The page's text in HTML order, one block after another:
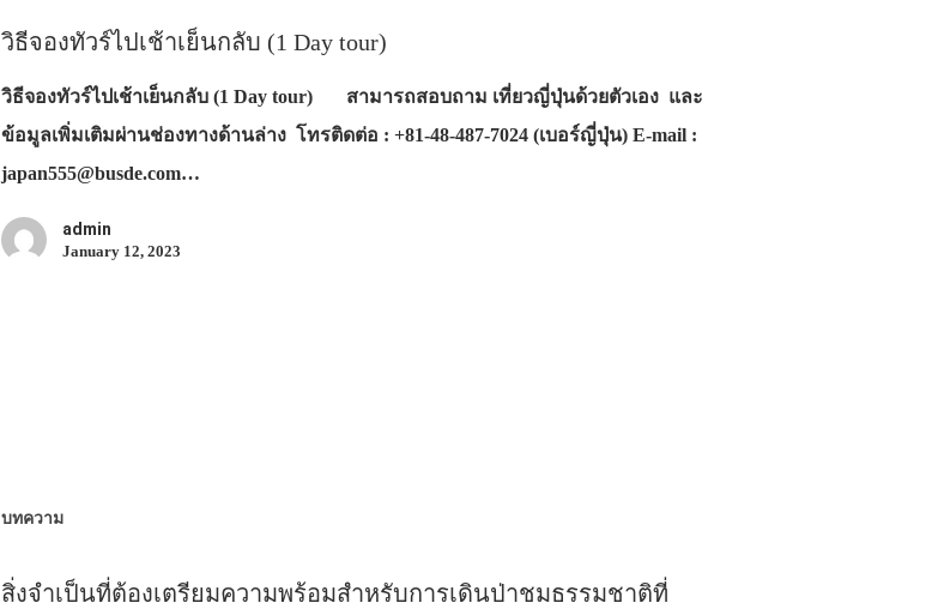
วิธีจองทัวร์ไปเช้าเย็นกลับ (1 Day tour)
วิธีจองทัวร์ไปเช้าเย็นกลับ (1 Day tour) สามารถสอบถาม เที่ยวญี่ปุ่นด้วยตัวเอง และ
ข้อมูลเพิ่มเติมผ่านช่องทางด้านล่าง โทรติดต่อ : +81-48-487-7024 (เบอร์ญี่ปุ่น) E-mail :
japan555@busde.com…
admin
January 12, 2023
บทความ
สิ่งจำเป็นที่ต้องเตรียมความพร้อมสำหรับการเดินป่าชมธรรมชาติที่